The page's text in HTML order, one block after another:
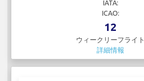
IATA:
ICAO:
12
ウィークリーフライト
詳細情報